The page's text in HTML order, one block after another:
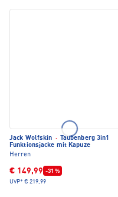
Jack Wolfskin ·
Taubenberg 3in1
Funktionsjacke mit Kapuze
Herren
€ 149,99 -31 %
UVP* € 219,99